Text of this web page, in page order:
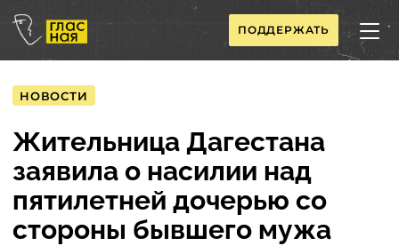
ПОДДЕРЖАТЬ
НОВОСТИ
Жительница Дагестана
заявила о насилии над
пятилетней дочерью со
стороны бывшего мужа